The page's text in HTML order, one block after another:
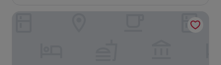
de
89 €